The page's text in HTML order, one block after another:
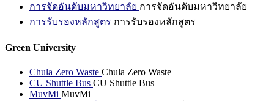
การจัดอันดับมหาวิทยาลัย การจัดอันดับมหาวิทยาลัย
การรับรองหลักสูตร การรับรองหลักสูตร
Green University
Chula Zero Waste Chula Zero Waste
CU Shuttle Bus CU Shuttle Bus
MuvMi MuvMi